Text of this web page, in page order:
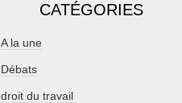
CATÉGORIES
A la une
Débats
droit du travail